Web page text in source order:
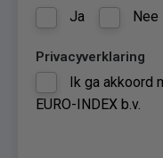
Ja Nee
Privacyverklaring
Ik ga akkoord
EURO-INDEX b.v.